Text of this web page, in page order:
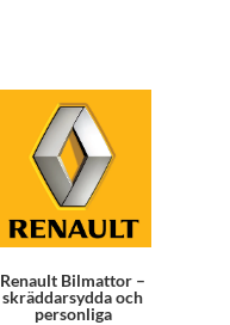
Renault Bilmattor –
skräddarsydda och
personliga